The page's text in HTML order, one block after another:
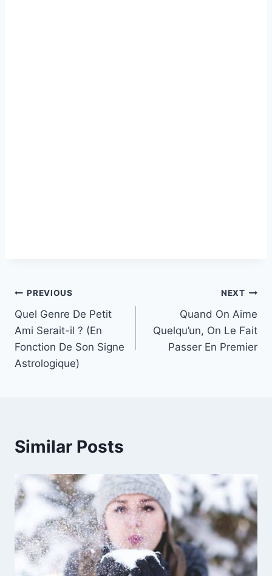
Post
navigation
PREVIOUS
Quel Genre De Petit
Ami Serait-il ? (En
Fonction De Son Signe
Astrologique)
NEXT
Quand On Aime
Quelqu’un, On Le Fait
Passer En Premier
Similar Posts